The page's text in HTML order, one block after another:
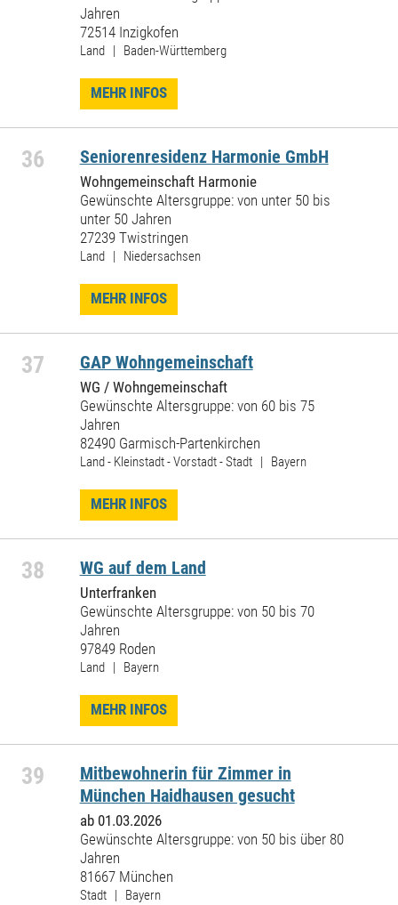
Jahren
72514 Inzigkofen
Land | Baden-Württemberg
MEHR INFOS
36 Seniorenresidenz Harmonie GmbH
Wohngemeinschaft Harmonie
Gewünschte Altersgruppe: von unter 50 bis
unter 50 Jahren
27239 Twistringen
Land | Niedersachsen
MEHR INFOS
37 GAP Wohngemeinschaft
WG / Wohngemeinschaft
Gewünschte Altersgruppe: von 60 bis 75
Jahren
82490 Garmisch-Partenkirchen
Land - Kleinstadt - Vorstadt - Stadt | Bayern
MEHR INFOS
38 WG auf dem Land
Unterfranken
Gewünschte Altersgruppe: von 50 bis 70
Jahren
97849 Roden
Land | Bayern
MEHR INFOS
39
Mitbewohnerin für Zimmer in
München Haidhausen gesucht
ab 01.03.2026
Gewünschte Altersgruppe: von 50 bis über 80
Jahren
81667 München
Stadt | Bayern